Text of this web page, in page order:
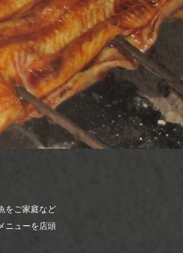
をご家庭など
ニューを店頭